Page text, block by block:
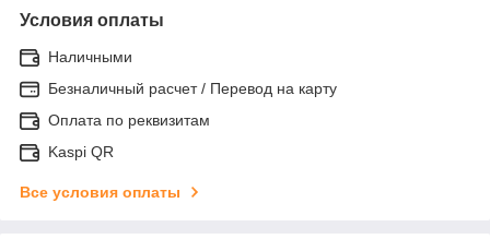
Условия оплаты
Наличными
Безналичный расчет / Перевод на карту
Оплата по реквизитам
Kaspi QR
Все условия оплаты